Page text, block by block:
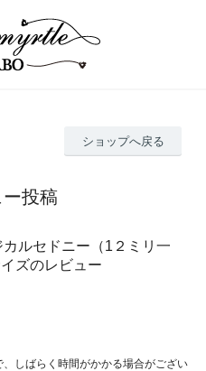
ショップへ戻る
ー投稿
カルセドニー（1２ミリ一
ズのレビュー
しばらく時間がかかる場合がござい